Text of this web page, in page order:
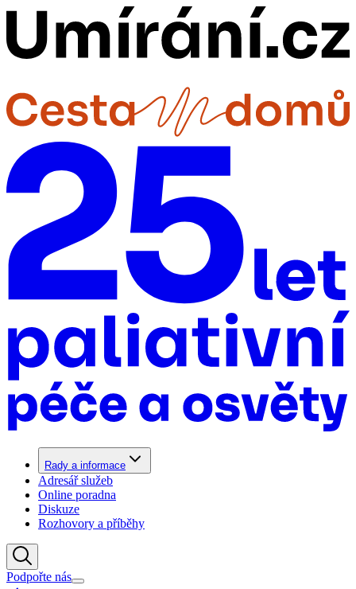
Rady a informace
Adresář služeb
Online poradna
Diskuze
Rozhovory a příběhy
Podpořte nás